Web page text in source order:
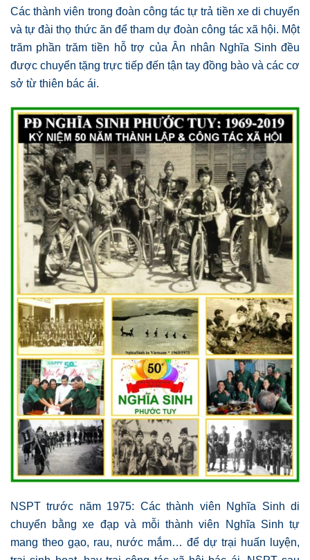
Các thành viên trong đoàn công tác tự trả tiền xe di chuyển
và tự đài thọ thức ăn để tham dự đoàn công tác xã hội. Một
trăm phần trăm tiền hỗ trợ của Ân nhân Nghĩa Sinh đều
được chuyển tặng trực tiếp đến tận tay đồng bào và các cơ
sở từ thiên bác ái.
NSPT trước năm 1975: Các thành viên Nghĩa Sinh di
chuyển bằng xe đạp và mỗi thành viên Nghĩa Sinh tự
mang theo gạo, rau, nước mắm… để dự trại huấn luyện,